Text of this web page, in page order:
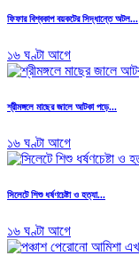
ফিফার বিশ্বকাপ বয়কটের সিদ্ধান্তে অটল...
১৬ ঘণ্টা আগে
শ্রীমঙ্গলে মাছের জালে আটকা পড়ে...
১৬ ঘণ্টা আগে
সিলেটে শিশু ধর্ষণচেষ্টা ও হত্যা...
১৬ ঘণ্টা আগে